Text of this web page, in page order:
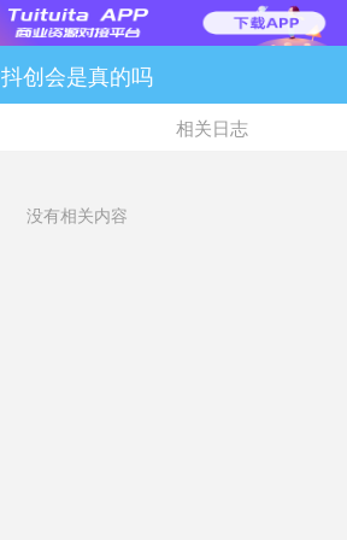
抖创会是真的吗
相关日志
没有相关内容